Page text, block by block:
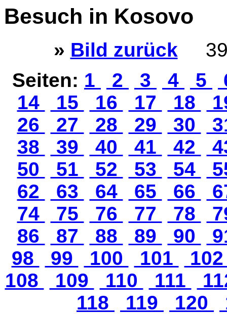
Besuch in Kosovo
» Bild zurück
Seiten: 1 2 3 4 5
14
15 16 17 18
26
27 28 29 30
38
39 40 41 42
50
51 52 53 54
62
63 64 65 66
74
75 76 77 78
86
87 88 89 90
98
99 100 101
108
109 110 111
118
119 120